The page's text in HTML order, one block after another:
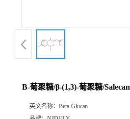
Β-葡聚糖/β-(1,3)-葡聚糖/Salecan
英文名称： Beta-Glucan